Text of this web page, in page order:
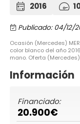
2016
Publicado: 04/12/
Ocasión (Mercedes)
color blanco del año
mano. Oferta (Mercedes)
Información
Financiado:
20.900€